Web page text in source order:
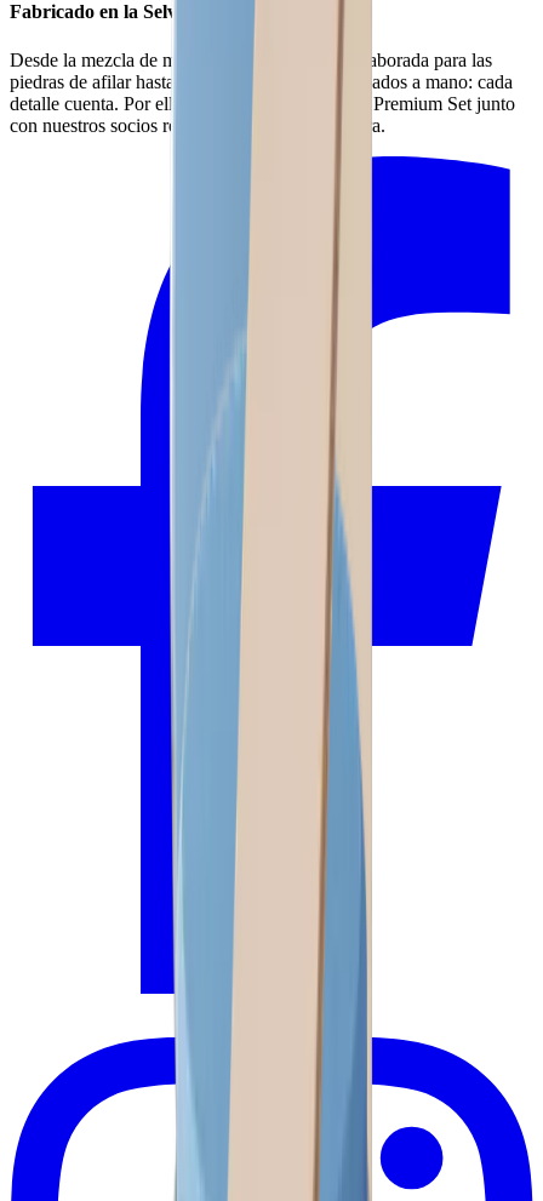
Fabricado en la Selva Negra
Desde la mezcla de materiales especialmente elaborada para las
piedras de afilar hasta los bordes del cuero acabados a mano: cada
detalle cuenta. Por ello, fabricamos el HORL® Premium Set junto
con nuestros socios regionales en la Selva Negra.